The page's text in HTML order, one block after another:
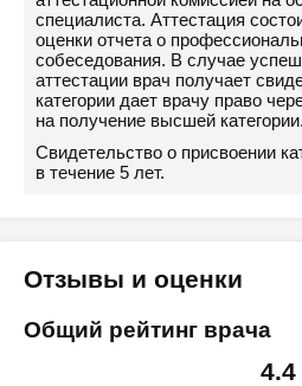
специалиста. Аттестация
оценки отчета о
собеседования. В случае
аттестации врач получает
категории дает врачу право
на получение высшей категории.
Свидетельство о присвоении
в течение 5 лет.
Отзывы и оценки
Общий рейтинг врача
4.4